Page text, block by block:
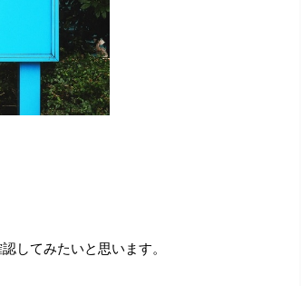
してみたいと思います。